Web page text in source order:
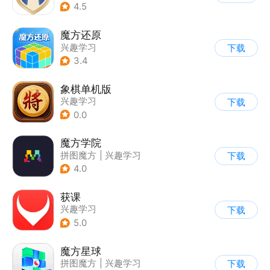
4.5
魔方还原
兴趣学习
3.4
下载
象棋单机版
兴趣学习
0.0
下载
魔方学院
拼图魔方
兴趣学习
4.0
下载
获课
兴趣学习
5.0
下载
魔方星球
拼图魔方
兴趣学习
下载